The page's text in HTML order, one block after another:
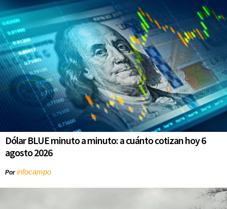
Dólar BLUE minuto a minuto: a cuánto cotizan hoy 6
agosto 2026
Porinfocampo